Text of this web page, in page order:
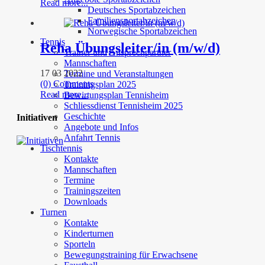
Deutsches Sportabzeichen
Familiensportabzeichen
Norwegische Sportabzeichen
Tennis
Trainer und Ansprechpartner
Mannschaften
Termine und Veranstaltungen
Trainingsplan 2025
Bewirtungsplan Tennisheim
Schliessdienst Tennisheim 2025
Geschichte
Angebote und Infos
Anfahrt Tennis
Tischtennis
Kontakte
Mannschaften
Termine
Trainingszeiten
Downloads
Turnen
Kontakte
Kinderturnen
Sporteln
Bewegungstraining für Erwachsene
Read more...
Reha Übungsleiter/in (m/w/d)
17 03 2022
(0) Comments
Read more...
Initiativen